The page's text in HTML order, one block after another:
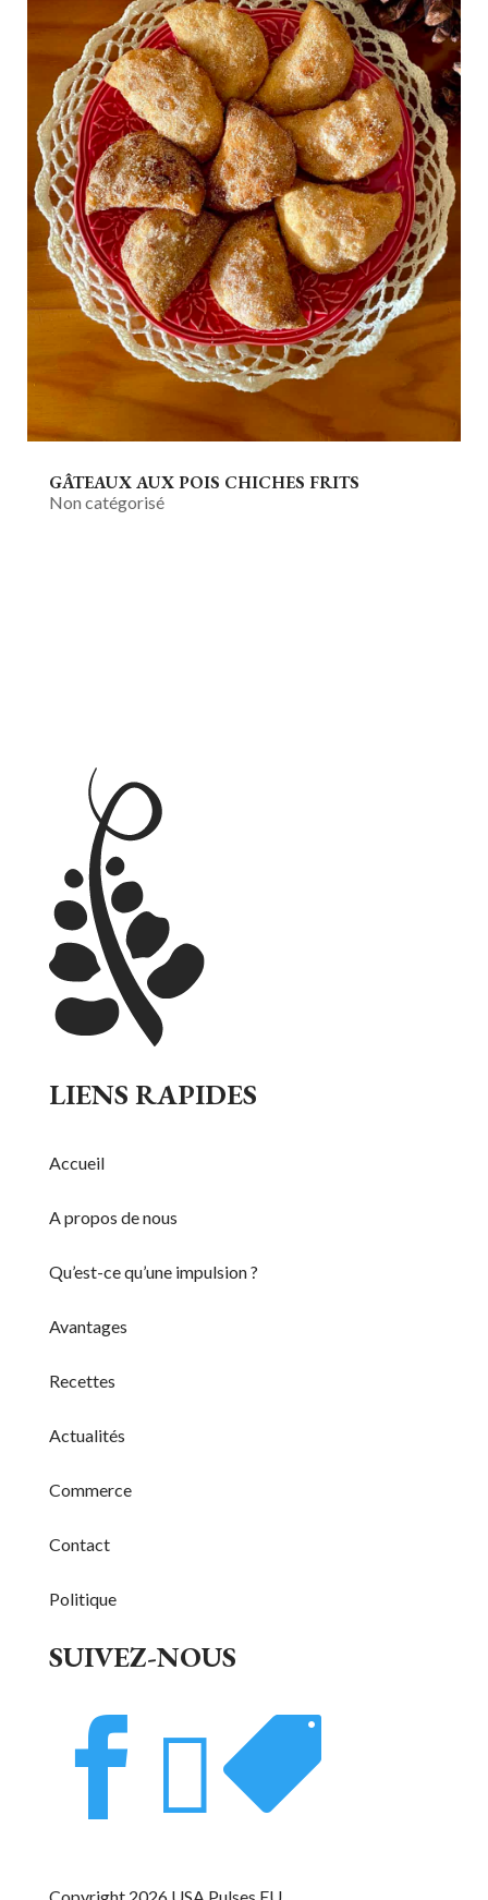
GÂTEAUX AUX POIS CHICHES FRITS
Non catégorisé
LIENS RAPIDES
Accueil
A propos de nous
Qu’est-ce qu’une impulsion ?
Avantages
Recettes
Actualités
Commerce
Contact
Politique
SUIVEZ-NOUS
 